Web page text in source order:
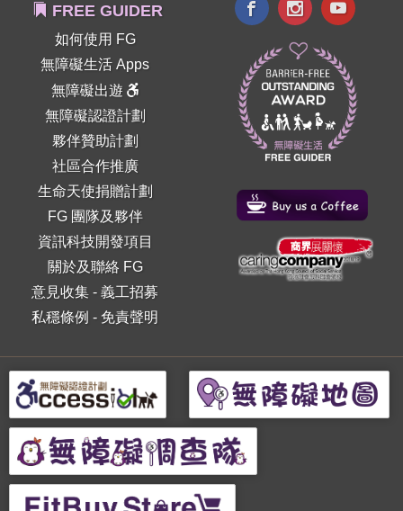
FREE GUIDER
如何使用 FG
無障礙生活 Apps
無障礙出遊
無障礙認證計劃
夥伴贊助計劃
社區合作推廣
生命天使捐贈計劃
FG 團隊及夥伴
資訊科技開發項目
關於及聯絡 FG
意見收集 -義工招募
私穩條例 - 免責聲明